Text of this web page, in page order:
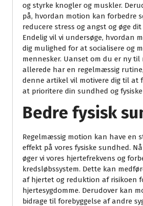
og styrke knogler og muskler.
på, hvordan motion kan forbedre
reducere stress og angst og øge
Endelig vil vi undersøge, hvordan
dig mulighed for at socialisere og
mennesker. Uanset om du er ny
allerede har en regelmæssig
denne artikel vil motivere dig til at
at prioritere din sundhed og
Bedre fysisk
Regelmæssig motion kan have en
effekt på vores fysiske sundhed.
øger vi vores hjertefrekvens og
kredsløbssystem. Dette kan
af hjertet og reduktion af risikoen
hjertesygdomme. Derudover kan
bidrage til forebyggelse af andre